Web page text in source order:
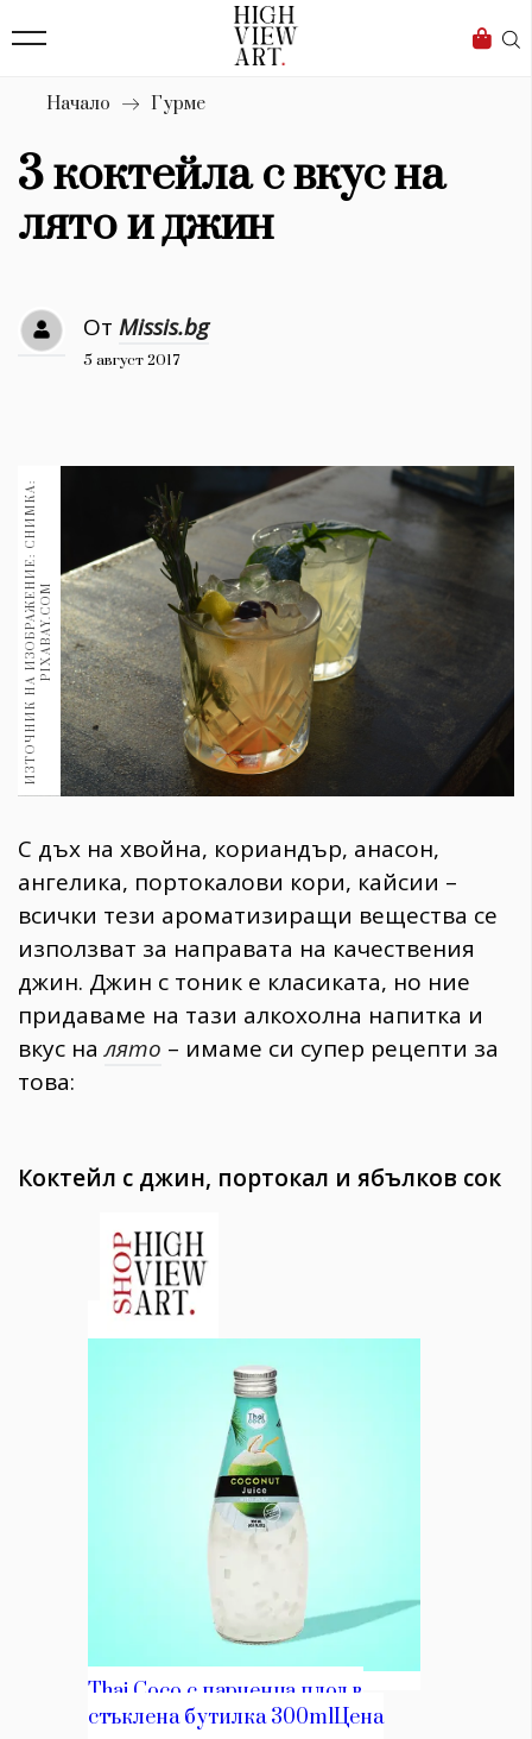
Бизнес
Мода
Dialogue
Изкуство
4339
Красота
777
Книги 1188
30+ 1970
Гурме 1709
Пътувай
237
Здраве 389
Gentlemen
382
Wellness
1816
ПОСЛЕДВАЙТЕ
НИ
Начало Гурме
3 коктейла с вкус на
лято и джин
От Missis.bg
5 август 2017
И
З
Т
О
Ч
Н
И
К
Н
А
И
З
О
Б
Р
А
Ж
Е
Н
И
Е
:
С
Н
И
М
К
А
:
P
I
X
A
B
A
Y
.
C
OM
С дъх на хвойна, кориандър, анасон,
ангелика, портокалови кори, кайсии –
всички тези ароматизиращи вещества се
използват за направата на качествения
джин. Джин с тоник е класиката, но ние
придаваме на тази алкохолна напитка и
вкус налято – имаме си супер рецепти за
това:
Коктейл с джин, портокал и ябълков сок